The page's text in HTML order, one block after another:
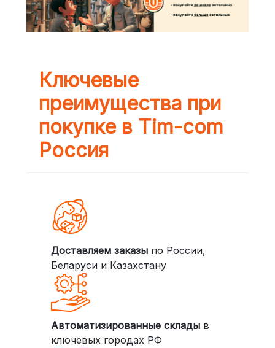
Ключевые
преимущества при
покупке в Tim-com
Россия
Доставляем заказыпо России,
Беларуси и Казахстану
Автоматизированные складыв
ключевых городах РФ